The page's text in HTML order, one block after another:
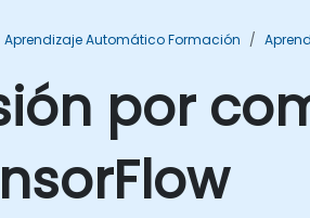
Aprendizaje Automático Formación
por